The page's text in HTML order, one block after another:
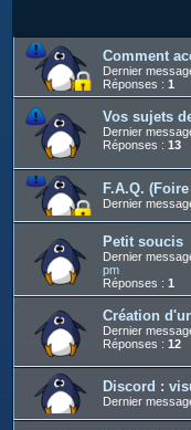
Comment
Dernier
Réponses : 1
Vos sujets
Dernier
Réponses : 13
F.A.Q.
Dernier
Petit soucis
Dernier
pm
Réponses : 1
Création
Dernier
Réponses : 12
Discord :
Dernier